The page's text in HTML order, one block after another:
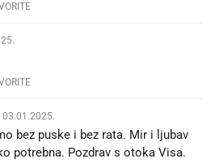
03.01.2025.
bez puske i bez rata. Mir i ljubav
potrebna. Pozdrav s otoka Visa.